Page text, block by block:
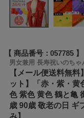
商品番号 057785
男女兼用 長寿祝いのち
【メール便送料無
ット】「赤・紫・黄
色 紫色 黄色 鶴と亀
歳 90歳 敬老の日 ギ
み】